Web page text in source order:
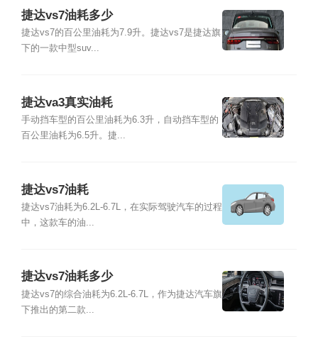
捷达vs7油耗多少
捷达vs7的百公里油耗为7.9升。捷达vs7是捷达旗
下的一款中型suv...
捷达va3真实油耗
手动挡车型的百公里油耗为6.3升，自动挡车型的
百公里油耗为6.5升。捷...
捷达vs7油耗
捷达vs7油耗为6.2L-6.7L，在实际驾驶汽车的过程
中，这款车的油...
捷达vs7油耗多少
捷达vs7的综合油耗为6.2L-6.7L，作为捷达汽车旗
下推出的第二款...